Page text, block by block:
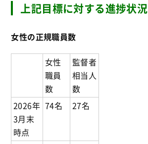
上記目標に対する進捗状況
女性の正規職員数
女性
職員
数
監督者
相当人
数
2026年
3月末
時点
74名 27名